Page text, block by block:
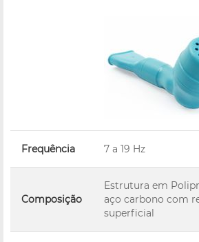
Frequência 7 a 19 Hz
Composição
Estrutura em
aço carbono com
superficial